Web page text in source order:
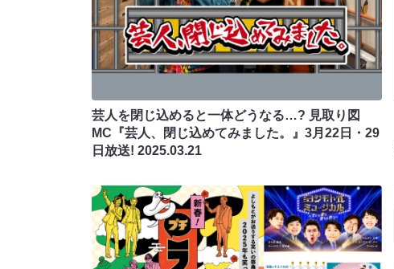
芸人を閉じ込めると一体どうなる…? 見取り図
MC『芸人、閉じ込めてみました。』3月22日・29
日放送! 2025.03.21